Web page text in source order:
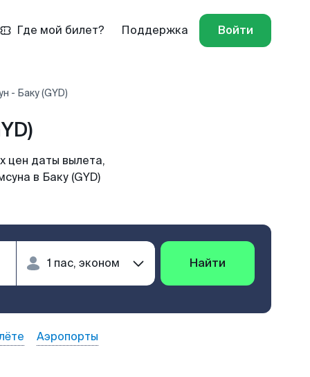
Где мой билет? Поддержка Войти
- Баку (GYD)
цен даты вылета,
в Баку (GYD)
Найти
Аэропорты